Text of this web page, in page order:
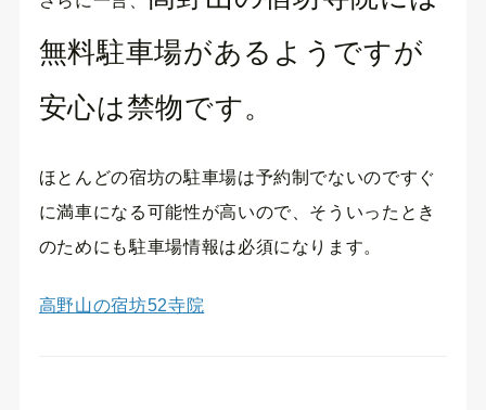
無料駐車場があるようですが
安心は禁物です。
ほとんどの宿坊の駐車場は予約制でないのですぐ
に満車になる可能性が高いので、そういったとき
のためにも駐車場情報は必須になります。
高野山の宿坊52寺院